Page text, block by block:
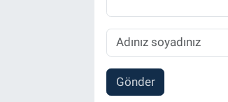
Gönder